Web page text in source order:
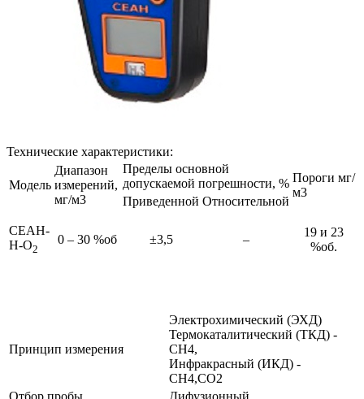
Технические характеристики:
Модель
Диапазон
измерений,
мг/м3
Пределы основной
допускаемой погрешности, % Пороги мг/
м3
Приведенной Относительной
СЕАН-
Н-О2
0 – 30 %об ±3,5 –
19 и 23
%об.
Принцип измерения
Электрохимический (ЭХД)
Термокаталитический (ТКД) -
СН4,
Инфракрасный (ИКД) -
СН4,СО2